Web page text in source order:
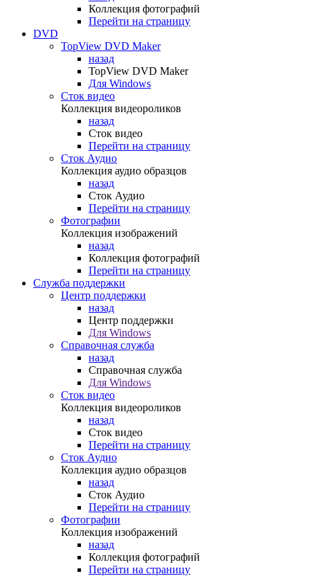
Коллекция фотографий
Перейти на страницу
DVD
TopView DVD Maker
назад
TopView DVD Maker
Для Windows
Сток видео
Коллекция видеороликов
назад
Сток видео
Перейти на страницу
Сток Аудио
Коллекция аудио образцов
назад
Сток Аудио
Перейти на страницу
Фотографии
Коллекция изображений
назад
Коллекция фотографий
Перейти на страницу
Служба поддержки
Центр поддержки
назад
Центр поддержки
Для Windows
Справочная служба
назад
Справочная служба
Для Windows
Сток видео
Коллекция видеороликов
назад
Сток видео
Перейти на страницу
Сток Аудио
Коллекция аудио образцов
назад
Сток Аудио
Перейти на страницу
Фотографии
Коллекция изображений
назад
Коллекция фотографий
Перейти на страницу